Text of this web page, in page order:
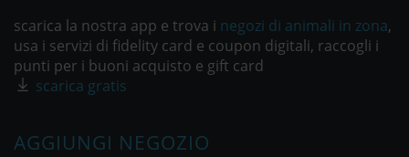
scarica la nostra app e trova i negozi di animali in zona,
usa i servizi di fidelity card e coupon digitali, raccogli i
punti per i buoni acquisto e gift card
scarica gratis
AGGIUNGI NEGOZIO